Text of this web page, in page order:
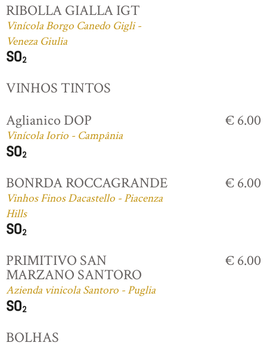
RIBOLLA GIALLA IGT
Vinícola Borgo Canedo Gigli -
Veneza Giulia
VINHOS TINTOS
Aglianico DOP
Vinícola Iorio - Campânia
€ 6.00
BONRDA ROCCAGRANDE
Vinhos Finos Dacastello - Piacenza
Hills
€ 6.00
PRIMITIVO SAN
MARZANO SANTORO
Azienda vinicola Santoro - Puglia
€ 6.00
BOLHAS